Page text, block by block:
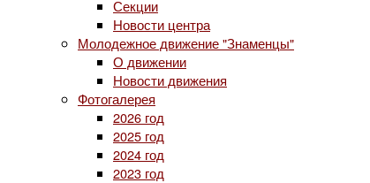
Секции
Новости центра
Молодежное движение "Знаменцы"
О движении
Новости движения
Фотогалерея
2026 год
2025 год
2024 год
2023 год